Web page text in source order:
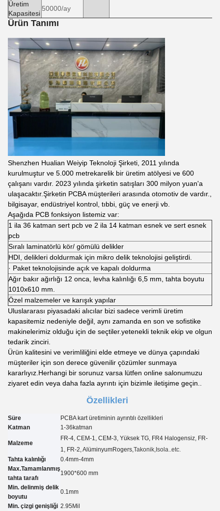
Üretim
Kapasitesi
50000/ay
Ürün Tanımı
Shenzhen Hualian Weiyip Teknoloji Şirketi, 2011 yılında
kurulmuştur ve 5.000 metrekarelik bir üretim atölyesi ve 600
çalışanı vardır. 2023 yılında şirketin satışları 300 milyon yuan'a
ulaşacaktır.Şirketin PCBA müşterileri arasında otomotiv de vardır.,
bilgisayar, endüstriyel kontrol, tıbbi, güç ve enerji vb.
Aşağıda PCB fonksiyon listemiz var:
1 ila 36 katman sert pcb ve 2 ila 14 katman esnek ve sert esnek
pcb
Sıralı laminatörlü kör/ gömülü delikler
HDI, delikleri doldurmak için mikro delik teknolojisi geliştirdi.
· Paket teknolojisinde açık ve kapalı doldurma
Ağır bakır ağırlığı 12 onca, levha kalınlığı 6,5 mm, tahta boyutu
1010x610 mm.
Özel malzemeler ve karışık yapılar
Uluslararası piyasadaki alıcılar bizi sadece verimli üretim
kapasitemiz nedeniyle değil, aynı zamanda en son ve sofistike
makinelerimiz olduğu için de seçtiler.yetenekli teknik ekip ve olgun
tedarik zinciri.
Ürün kalitesini ve verimliliğini elde etmeye ve dünya çapındaki
müşteriler için son derece güvenilir çözümler sunmaya
kararlıyız.Herhangi bir sorunuz varsa lütfen online salonumuzu
ziyaret edin veya daha fazla ayrıntı için bizimle iletişime geçin..
Özellikleri
Süre
PCBA kart üretiminin ayrıntılı özellikleri
Katman
1-36katman
Malzeme
FR-4, CEM-1, CEM-3, Yüksek TG, FR4 Halogensiz, FR-
1, FR-2, AlüminyumRogers, Takonik ,Isola..etc.
Tahta kalınlığı
0.4mm-4mm
Max.Tamamlanmış
tahta tarafı
1900*600 mm
Min. delinmiş delik
boyutu
0. 1 mm
Min. çizgi genişliği 2.95Mil